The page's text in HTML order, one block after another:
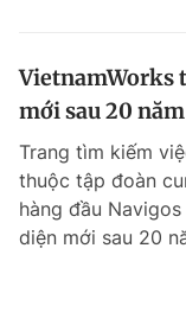
VietnamWorks
mới sau 20
Trang tìm kiếm
thuộc tập đoàn
hàng đầu
diện mới sau 20